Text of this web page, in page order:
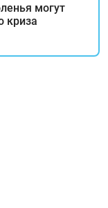
могут
криза